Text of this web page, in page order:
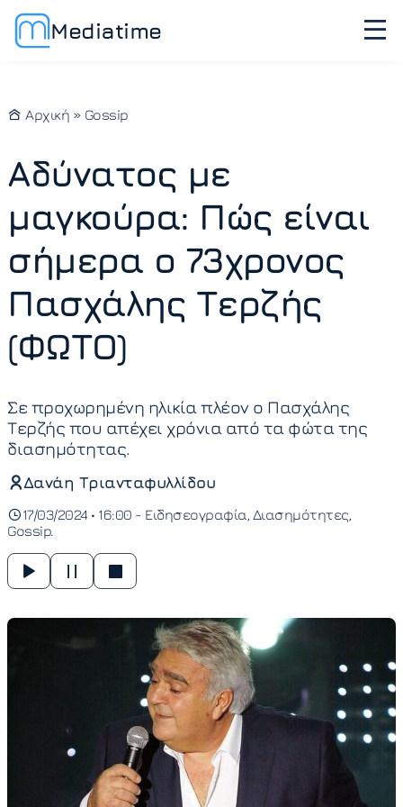
Mediatime
Αρχική » Gossip
Αδύνατος με
μαγκούρα: Πώς είναι
σήμερα ο 73χρονος
Πασχάλης Τερζής
(ΦΩΤΟ)
Σε προχωρημένη ηλικία πλέον ο Πασχάλης
Τερζής που απέχει χρόνια από τα φώτα της
διασημότητας.
Δανάη Τριανταφυλλίδου
17/03/2024 • 16:00 - Ειδησεογραφία Διασημότητες
Gossip